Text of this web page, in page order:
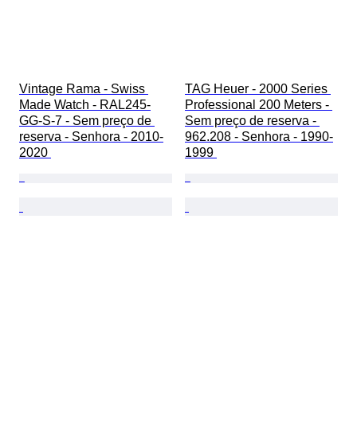
Vintage Rama - Swiss
Made Watch - RAL245-
GG-S-7 - Sem preço de
reserva - Senhora - 2010-
2020
TAG Heuer - 2000 Series
Professional 200 Meters -
Sem preço de reserva -
962.208 - Senhora - 1990-
1999